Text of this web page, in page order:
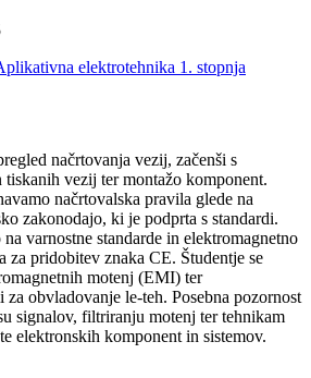
elektrotehnika 1. stopnja
načrtovanja vezij, začenši s
vezij ter montažo komponent.
načrtovalska pravila glede na
zakonodajo, ki je podprta s standardi.
varnostne standarde in elektromagnetno
za pridobitev znaka CE. Študentje se
motenj (EMI) ter
obvladovanje le-teh. Posebna pozornost
signalov, filtriranju motenj ter tehnikam
elektronskih komponent in sistemov.